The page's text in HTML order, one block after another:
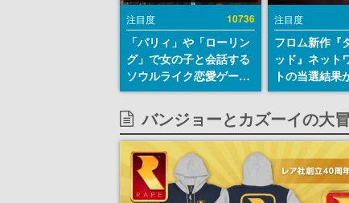
注目度 10736
「パリィ」や「ローリン
グ」で女の子と会話する
ソウルライク恋愛ゲーム
『小早川さんはソウルラ
イク』無料公開。返事に
失敗すると「YOU
DIED」
注目度
フロム新作『
ッド』ネット
トの当選結果
時に発表。応
マイページか
能、テスト
日～24日
バンジョーとカズーイの大